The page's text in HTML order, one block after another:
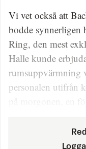
Vi vet också att
bodde synnerligen
Ring, den mest
Halle kunde
rumsuppvärmning
personalen utifrån
på morgonen, en